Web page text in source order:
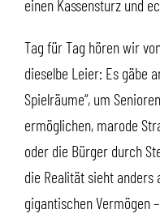
einen Kassensturz und
Tag für Tag hören wir
dieselbe Leier: Es gäbe
Spielräume“, um
ermöglichen, marode
oder die Bürger durch
die Realität sieht anders
gigantischen Vermögen